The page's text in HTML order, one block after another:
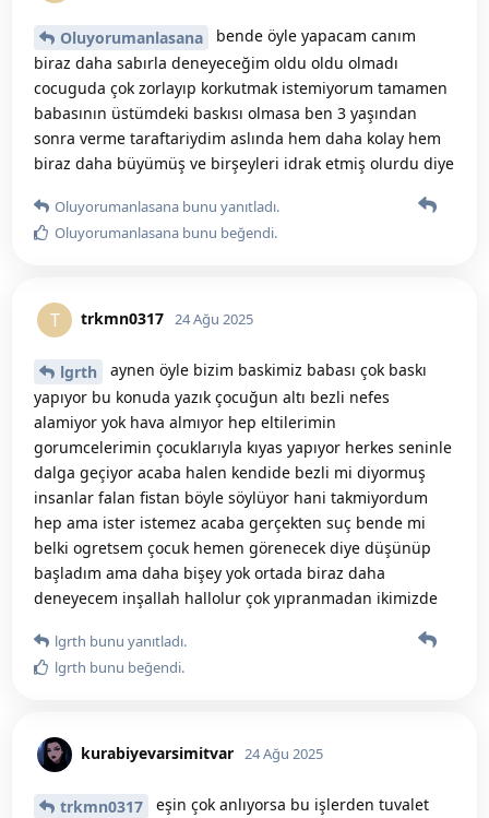
Oluyorumanlasana
bende öyle yapacam canım
biraz daha sabırla deneyeceğim oldu oldu olmadı
cocuguda çok zorlayıp korkutmak istemiyorum tamamen
babasının üstümdeki baskısı olmasa ben 3 yaşından
sonra verme taraftariydim aslında hem daha kolay hem
biraz daha büyümüş ve birşeyleri idrak etmiş olurdu diye
Oluyorumanlasana bunu yanıtladı.
Oluyorumanlasana bunu beğendi.
T trkmn0317 24 Ağu 2025
lgrth
aynen öyle bizim baskimiz babası çok baskı
yapıyor bu konuda yazık çocuğun altı bezli nefes
alamiyor yok hava almıyor hep eltilerimin
gorumcelerimin çocuklarıyla kıyas yapıyor herkes seninle
dalga geçiyor acaba halen kendide bezli mi diyormuş
insanlar falan fistan böyle söylüyor hani takmiyordum
hep ama ister istemez acaba gerçekten suç bende mi
belki ogretsem çocuk hemen görenecek diye düşünüp
başladım ama daha bişey yok ortada biraz daha
deneyecem inşallah hallolur çok yıpranmadan ikimizde
lgrth bunu yanıtladı.
lgrth bunu beğendi.
kurabiyevarsimitvar 24 Ağu 2025
trkmn0317
eşin çok anlıyorsa bu işlerden tuvalet